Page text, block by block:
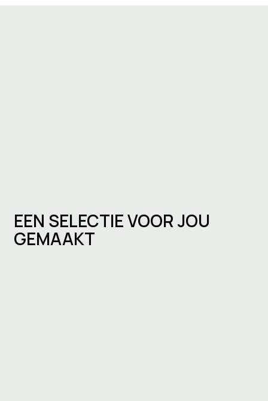
EEN SELECTIE VOOR JOU
GEMAAKT